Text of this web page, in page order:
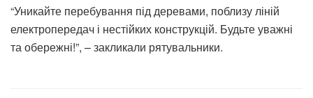
“Уникайте перебування під деревами, поблизу ліній
електропередач і нестійких конструкцій. Будьте уважні
та обережні!”, – закликали рятувальники.